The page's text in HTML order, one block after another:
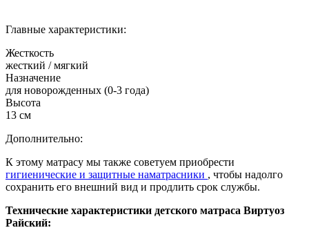
Главные характеристики:
Жесткость
жесткий / мягкий
Назначение
для новорожденных (0-3 года)
Высота
13 см
Дополнительно:
К этому матрасу мы также советуем приобрести
гигиенические и защитные наматрасники , чтобы надолго
сохранить его внешний вид и продлить срок службы.
Технические характеристики детского матраса Виртуоз
Райский: